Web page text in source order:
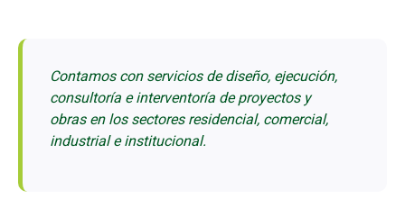
Contamos con servicios de diseño, ejecución,
consultoría e interventoría de proyectos y
obras en los sectores residencial, comercial,
industrial e institucional.